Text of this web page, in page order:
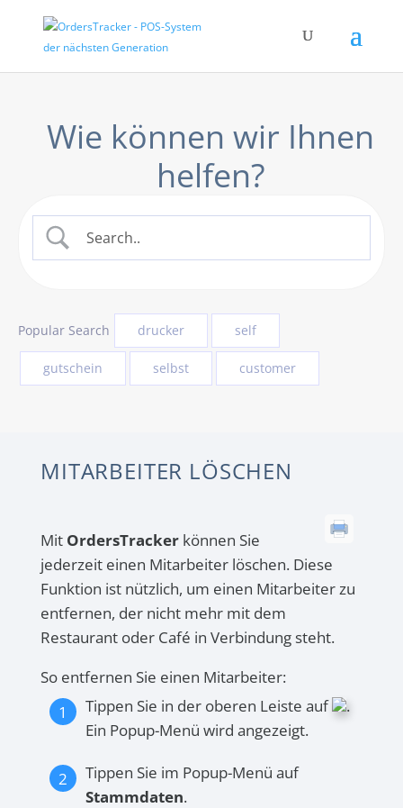
Popular Search drucker self
gutschein selbst customer
MITARBEITER LÖSCHEN
Mit OrdersTracker können Sie
jederzeit einen Mitarbeiter löschen. Diese
Funktion ist nützlich, um einen Mitarbeiter zu
entfernen, der nicht mehr mit dem
Restaurant oder Café in Verbindung steht.
So entfernen Sie einen Mitarbeiter:
Tippen Sie in der oberen Leiste auf
.
Ein Popup-Menü wird angezeigt.
Tippen Sie im Popup-Menü auf
Stammdaten.